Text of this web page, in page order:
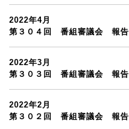
2022年4月
第３０４回 番組審議会 報告
2022年3月
第３０３回 番組審議会 報告
2022年2月
第３０２回 番組審議会 報告